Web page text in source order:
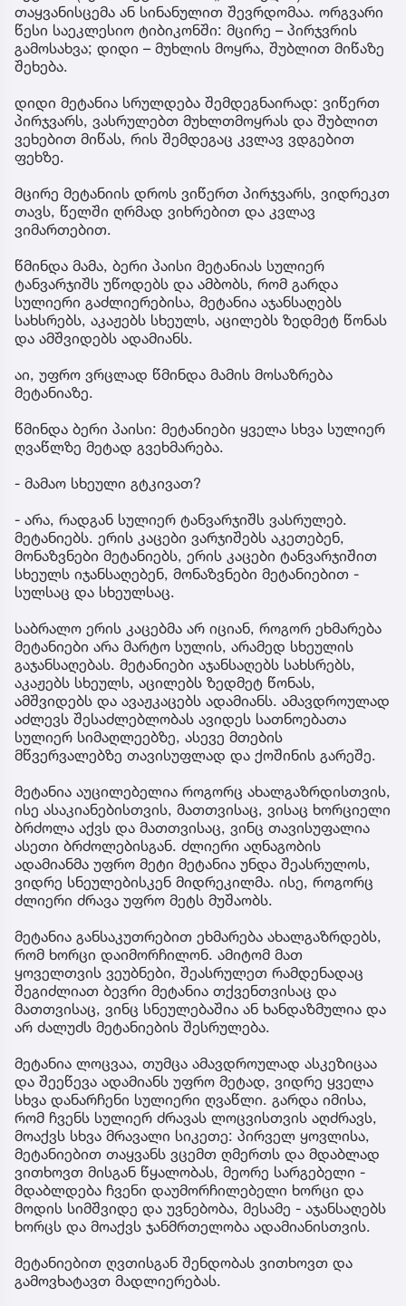
თაყვანისცემა ან სინანულით შევრდომაა. ორგვარი
წესი საეკლესიო ტიბიკონში: მცირე – პირჯვრის
გამოსახვა; დიდი – მუხლის მოყრა, შუბლით მიწაზე
შეხება.
დიდი მეტანია სრულდება შემდეგნაირად: ვიწერთ
პირჯვარს, ვასრულებთ მუხლთმოყრას და შუბლით
ვეხებით მიწას, რის შემდეგაც კვლავ ვდგებით
ფეხზე.
მცირე მეტანიის დროს ვიწერთ პირჯვარს, ვიდრეკთ
თავს, წელში ღრმად ვიხრებით და კვლავ
ვიმართებით.
წმინდა მამა, ბერი პაისი მეტანიას სულიერ
ტანვარჯიშს უწოდებს და ამბობს, რომ გარდა
სულიერი გაძლიერებისა, მეტანია აჯანსაღებს
სახსრებს, აკაჟებს სხეულს, აცილებს ზედმეტ წონას
და ამშვიდებს ადამიანს.
აი, უფრო ვრცლად წმინდა მამის მოსაზრება
მეტანიაზე.
წმინდა ბერი პაისი: მეტანიები ყველა სხვა სულიერ
ღვაწლზე მეტად გვეხმარება.
- მამაო სხეული გტკივათ?
- არა, რადგან სულიერ ტანვარჯიშს ვასრულებ.
მეტანიებს. ერის კაცები ვარჯიშებს აკეთებენ,
მონაზვნები მეტანიებს, ერის კაცები ტანვარჯიშით
სხეულს იჯანსაღებენ, მონაზვნები მეტანიებით -
სულსაც და სხეულსაც.
საბრალო ერის კაცებმა არ იციან, როგორ ეხმარება
მეტანიები არა მარტო სულის, არამედ სხეულის
გაჯანსაღებას. მეტანიები აჯანსაღებს სახსრებს,
აკაჟებს სხეულს, აცილებს ზედმეტ წონას,
ამშვიდებს და ავაჟკაცებს ადამიანს. ამავდროულად
აძლევს შესაძლებლობას ავიდეს სათნოებათა
სულიერ სიმაღლეებზე, ასევე მთების
მწვერვალებზე თავისუფლად და ქოშინის გარეშე.
მეტანია აუცილებელია როგორც ახალგაზრდისთვის,
ისე ასაკიანებისთვის, მათთვისაც, ვისაც ხორციელი
ბრძოლა აქვს და მათთვისაც, ვინც თავისუფალია
ასეთი ბრძოლებისგან. ძლიერი აღნაგობის
ადამიანმა უფრო მეტი მეტანია უნდა შეასრულოს,
ვიდრე სნეულებისკენ მიდრეკილმა. ისე, როგორც
ძლიერი ძრავა უფრო მეტს მუშაობს.
მეტანია განსაკუთრებით ეხმარება ახალგაზრდებს,
რომ ხორცი დაიმორჩილონ. ამიტომ მათ
ყოველთვის ვეუბნები, შეასრულეთ რამდენადაც
შეგიძლიათ ბევრი მეტანია თქვენთვისაც და
მათთვისაც, ვინც სნეულებაშია ან ხანდაზმულია და
არ ძალუძს მეტანიების შესრულება.
მეტანია ლოცვაა, თუმცა ამავდროულად ასკეზიცაა
და შეეწევა ადამიანს უფრო მეტად, ვიდრე ყველა
სხვა დანარჩენი სულიერი ღვაწლი. გარდა იმისა,
რომ ჩვენს სულიერ ძრავას ლოცვისთვის აღძრავს,
მოაქვს სხვა მრავალი სიკეთე: პირველ ყოვლისა,
მეტანიებით თაყვანს ვცემთ ღმერთს და მდაბლად
ვითხოვთ მისგან წყალობას, მეორე სარგებელი -
მდაბლდება ჩვენი დაუმორჩილებელი ხორცი და
მოდის სიმშვიდე და უვნებობა, მესამე - აჯანსაღებს
ხორცს და მოაქვს ჯანმრთელობა ადამიანისთვის.
მეტანიებით ღვთისგან შენდობას ვითხოვთ და
გამოვხატავთ მადლიერებას.